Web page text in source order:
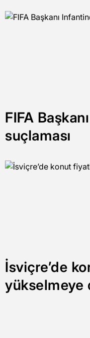
FIFA
suçlaması
İsviçre’de
yükselmeye